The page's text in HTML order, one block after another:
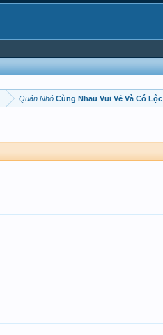
Quán Nhỏ Cùng Nhau Vui Vẻ Và Có Lộc